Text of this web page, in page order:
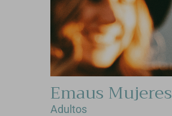
Emaus Mujeres
Adultos